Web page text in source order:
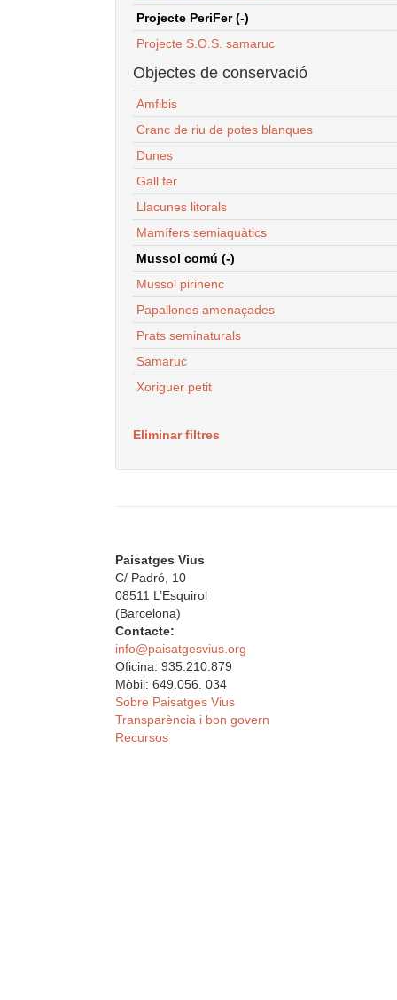
Projecte PeriFer (-)
Projecte S.O.S. samaruc
Objectes de conservació
Amfibis
Cranc de riu de potes blanques
Dunes
Gall fer
Llacunes litorals
Mamífers semiaquàtics
Mussol comú (-)
Mussol pirinenc
Papallones amenaçades
Prats seminaturals
Samaruc
Xoriguer petit
Eliminar filtres
Paisatges Vius
C/ Padró, 10
08511 L’Esquirol
(Barcelona)
Contacte:
info@paisatgesvius.org
Oficina: 935.210.879
Mòbil: 649.056. 034
Sobre Paisatges Vius
Transparència i bon govern
Recursos